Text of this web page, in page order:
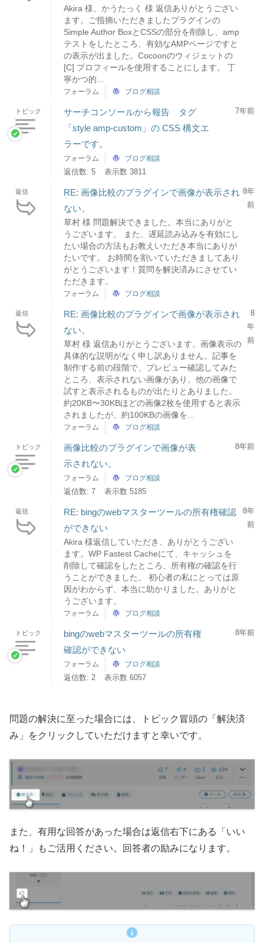
Akira 様、かうたっく 様 返信ありがとうござい
ます。ご指摘いただきましたプラグインの
Simple Author BoxとCSSの部分を削除し、amp
テストをしたところ、有効なAMPページですと
の表示が出ました。Cocoonのウィジェットの
[C] プロフィールを使用することにします。 丁
寧かつ的...
フォーラム ブログ相談
トピック
サーチコンソールから報告 タグ
「style amp-custom」の CSS 構文エ
ラーです。
7年前
フォーラム ブログ相談
返信数: 5 表示数 3811
返信
RE: 画像比較のプラグインで画像が表示され
ない。
草村 様 問題解決できました。本当にありがと
うございます。 また、遅延読み込みを有効にし
たい場合の方法もお教えいただき本当にありが
たいです。 お時間を割いていただきましてあり
がとうございます！質問を解決済みにさせてい
ただきます。
8年
前
フォーラム ブログ相談
返信
RE: 画像比較のプラグインで画像が表示され
ない。
草村 様 返信ありがとうございます。画像表示の
具体的な説明がなく申し訳ありません。記事を
制作する前の段階で、プレビュー確認してみた
ところ、表示されない画像があり、他の画像で
試すと表示されるものが出たりとありました。
約20KB〜30KBほどの画像2枚を使用すると表示
されましたが、約100KBの画像を...
8
年
前
フォーラム ブログ相談
トピック
画像比較のプラグインで画像が表
示されない。
8年前
フォーラム ブログ相談
返信数: 7 表示数 5185
返信
RE: bingのwebマスターツールの所有権確認
ができない
Akira 様返信していただき、ありがとうござい
ます。WP Fastest Cacheにて、キャッシュを
削除して確認をしたところ、所有権の確認を行
うことができました。 初心者の私にとっては原
因がわからず、本当に助かりました。ありがと
うございます。
8年
前
フォーラム ブログ相談
トピック
bingのwebマスターツールの所有権
確認ができない
8年前
フォーラム ブログ相談
返信数: 2 表示数 6057
問題の解決に至った場合には、トピック冒頭の「解決済
み」をクリックしていただけますと幸いです。
また、有用な回答があった場合は返信右下にある「いい
ね！」もご活用ください。回答者の励みになります。